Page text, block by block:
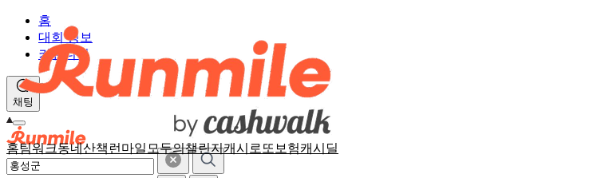
홈팀워크동네산책 런마일 모두의챌린지캐시로또 보험캐시딜
홈
대회 정보
커뮤니티
채팅